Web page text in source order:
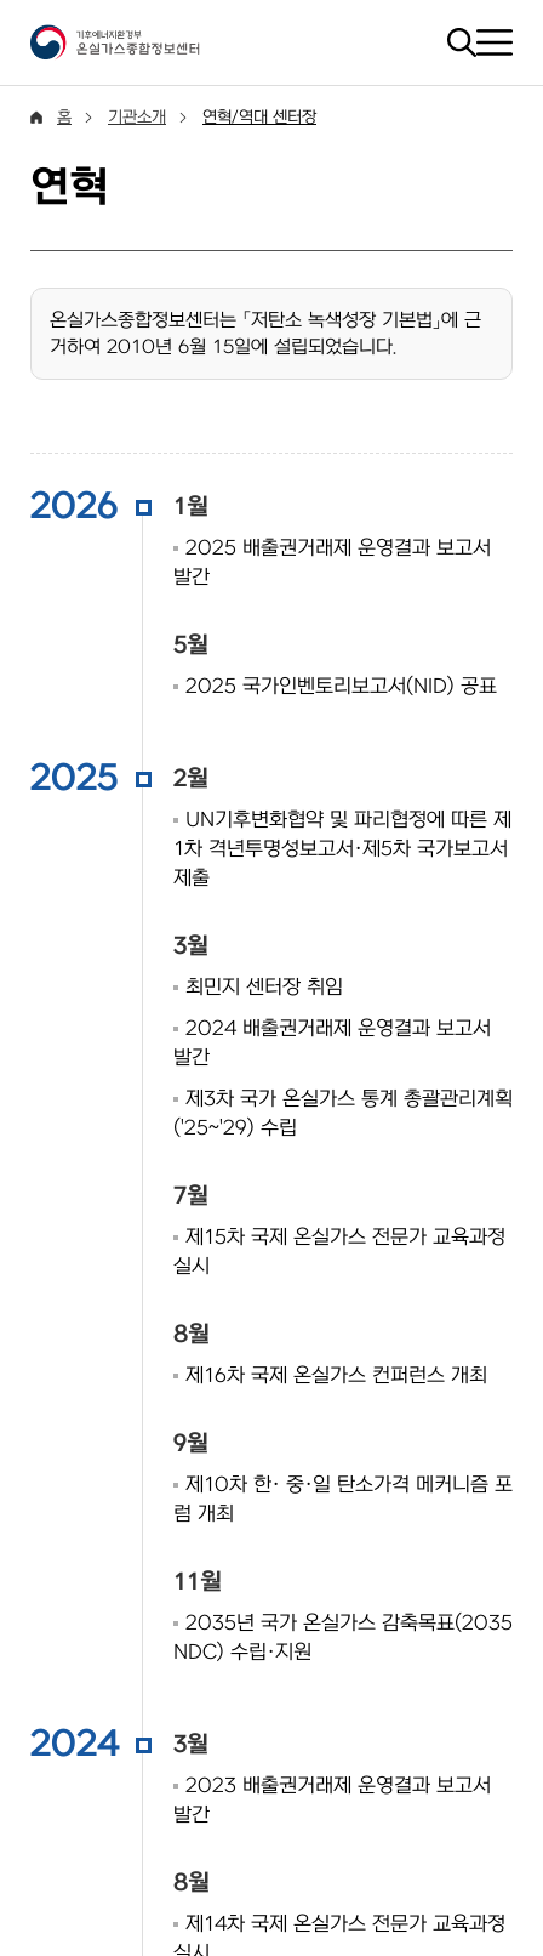
홈 기관소개 연혁/역대 센터장
연혁
온실가스종합정보센터는 「저탄소 녹색성장 기본법」에 근
거하여 2010년 6월 15일에 설립되었습니다.
2026 1월
2025 배출권거래제 운영결과 보고서
발간
5월
2025 국가인벤토리보고서(NID) 공표
2025 2월
UN기후변화협약 및 파리협정에 따른 제
1차 격년투명성보고서·제5차 국가보고서
제출
3월
최민지 센터장 취임
2024 배출권거래제 운영결과 보고서
발간
제3차 국가 온실가스 통계 총괄관리계획
('25~'29) 수립
7월
제15차 국제 온실가스 전문가 교육과정
실시
8월
제16차 국제 온실가스 컨퍼런스 개최
9월
제10차 한· 중·일 탄소가격 메커니즘 포
럼 개최
11월
2035년 국가 온실가스 감축목표(2035
NDC) 수립·지원
2024 3월
2023 배출권거래제 운영결과 보고서
발간
8월
제14차 국제 온실가스 전문가 교육과정